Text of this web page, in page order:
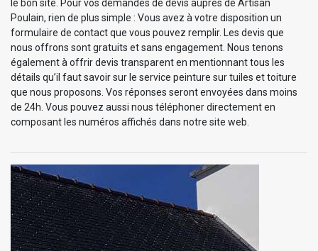
le bon site. Pour vos demandes de devis auprès de Artisan
Poulain, rien de plus simple : Vous avez à votre disposition un
formulaire de contact que vous pouvez remplir. Les devis que
nous offrons sont gratuits et sans engagement. Nous tenons
également à offrir devis transparent en mentionnant tous les
détails qu’il faut savoir sur le service peinture sur tuiles et toiture
que nous proposons. Vos réponses seront envoyées dans moins
de 24h. Vous pouvez aussi nous téléphoner directement en
composant les numéros affichés dans notre site web.